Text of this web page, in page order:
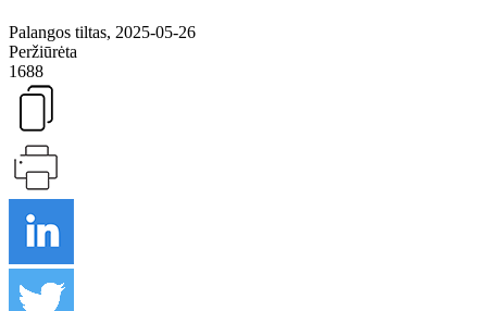
Palangos tiltas, 2025-05-26
Peržiūrėta
1688